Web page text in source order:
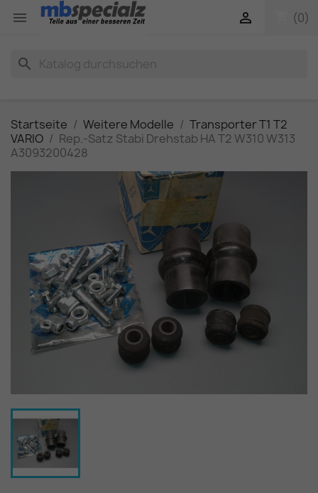
 (0)

search
Startseite Weitere Modelle
Transporter T1 T2
VARIO
Rep.-Satz Stabi Drehstab HA T2 W310 W313
A3093200428